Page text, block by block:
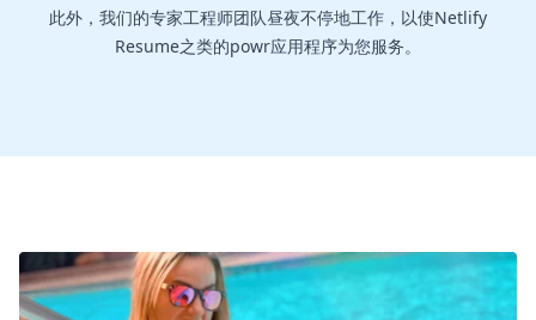
此外，我们的专家工程师团队昼夜不停地工作，以使Netlify
Resume之类的powr应用程序为您服务。